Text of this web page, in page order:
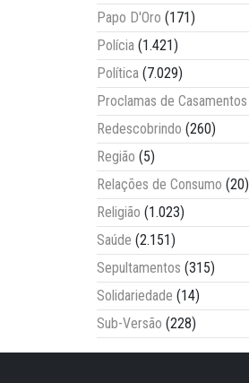
Papo D'Oro (171)
Polícia (1.421)
Política (7.029)
Proclamas de Casamentos
Redescobrindo (260)
Região (5)
Relações de Consumo (20)
Religião (1.023)
Saúde (2.151)
Sepultamentos (315)
Solidariedade (14)
Sub-Versão (228)